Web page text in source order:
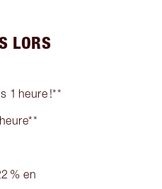
LORS
1 heure !**
% en